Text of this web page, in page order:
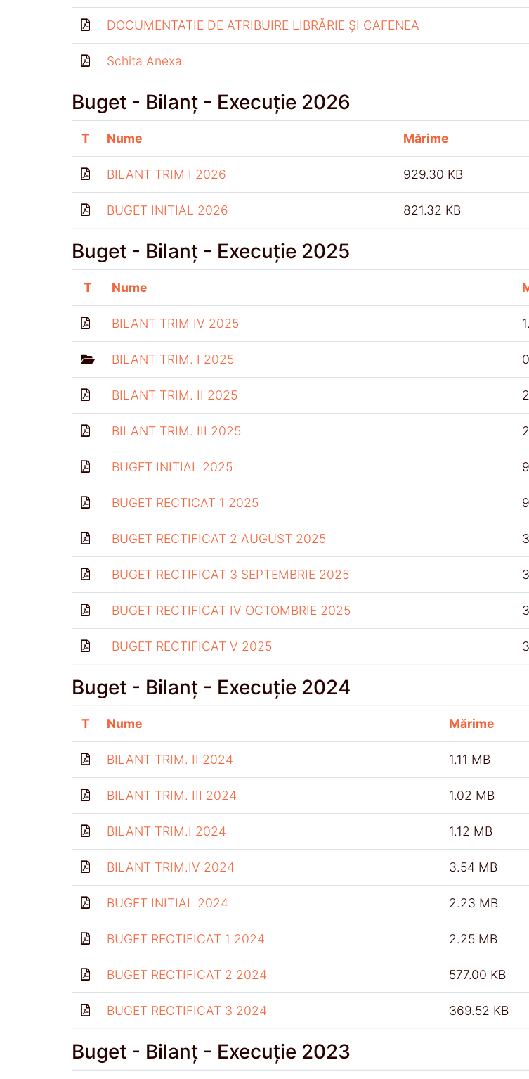
DOCUMENTATIE DE ATRIBUIRE LIBRĂRIE ȘI CAFENEA
Schita Anexa
Buget - Bilanț - Execuție 2026
T Nume Mărime
BILANT TRIM I 2026 929.30 KB
BUGET INITIAL 2026 821.32 KB
Buget - Bilanț - Execuție 2025
T Nume
BILANT TRIM IV 2025
BILANT TRIM. I 2025
BILANT TRIM. II 2025
BILANT TRIM. III 2025
BUGET INITIAL 2025
BUGET RECTICAT 1 2025
BUGET RECTIFICAT 2 AUGUST 2025
BUGET RECTIFICAT 3 SEPTEMBRIE 2025
BUGET RECTIFICAT IV OCTOMBRIE 2025
BUGET RECTIFICAT V 2025
Buget - Bilanț - Execuție 2024
T Nume Mărime
BILANT TRIM. II 2024 1.11 MB
BILANT TRIM. III 2024 1.02 MB
BILANT TRIM.I 2024 1.12 MB
BILANT TRIM.IV 2024 3.54 MB
BUGET INITIAL 2024 2.23 MB
BUGET RECTIFICAT 1 2024 2.25 MB
BUGET RECTIFICAT 2 2024 577.00 KB
BUGET RECTIFICAT 3 2024 369.52 KB
Buget - Bilanț - Execuție 2023